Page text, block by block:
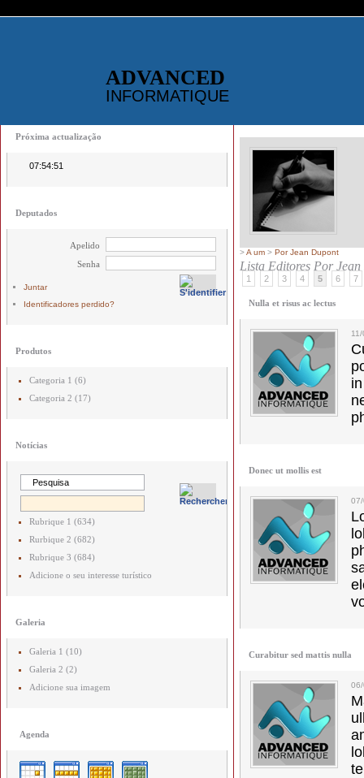
ADVANCED
INFORMATIQUE
Próxima actualização
07:54:50
Deputados
Apelido
Senha
Juntar
Identificadores perdido?
Produtos
Categoria 1 (6)
Categoria 2 (17)
Notícias
Rubrique 1 (634)
Rurbique 2 (682)
Rubrique 3 (684)
Adicione o seu interesse turístico
Galeria
Galeria 1 (10)
Galeria 2 (2)
Adicione sua imagem
Agenda
>A um > Por Jean Dupont
Lista Editores Por
1 2 3 4 5 6 7
Nulla et risus ac lectus
Donec ut mollis est
Curabitur sed mattis nulla